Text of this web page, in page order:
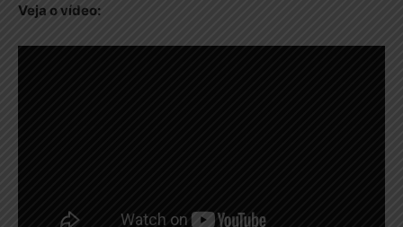
Veja o vídeo: